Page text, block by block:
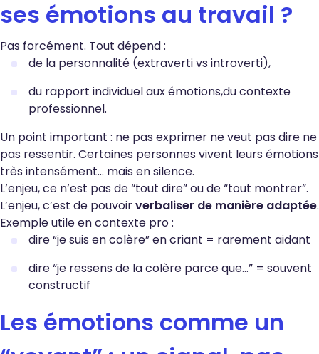
ses émotions au travail ?
Pas forcément. Tout dépend :
de la personnalité (extraverti vs introverti),
du rapport individuel aux émotions,du contexte
professionnel.
Un point important : ne pas exprimer ne veut pas dire ne
pas ressentir. Certaines personnes vivent leurs émotions
très intensément… mais en silence.
L’enjeu, ce n’est pas de “tout dire” ou de “tout montrer”.
L’enjeu, c’est de pouvoirverbaliser de manière adaptée.
Exemple utile en contexte pro :
dire “je suis en colère” en criant = rarement aidant
dire “je ressens de la colère parce que…” = souvent
constructif
Les émotions comme un